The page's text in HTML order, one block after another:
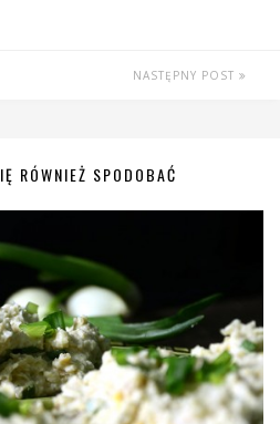
NASTĘPNY POST
RÓWNIEŻ SPODOBAĆ